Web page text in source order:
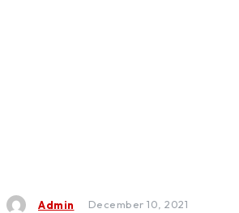
Admin December 10, 2021